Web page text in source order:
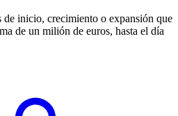
de inicio, crecimiento o expansión que
de un milión de euros, hasta el día